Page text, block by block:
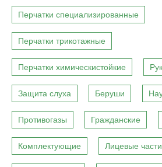
Перчатки специализированные
Перчатки трикотажные
Перчатки химическистойкие
Защита слуха Беруши
Противогазы Гражданские
Комплектующие Лицевые части